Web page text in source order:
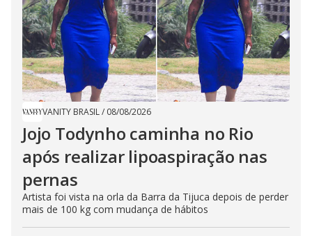
VANITY BRASIL/ 08/08/2026
Jojo Todynho caminha no Rio
após realizar lipoaspiração nas
pernas
Artista foi vista na orla da Barra da Tijuca depois de perder
mais de 100 kg com mudança de hábitos